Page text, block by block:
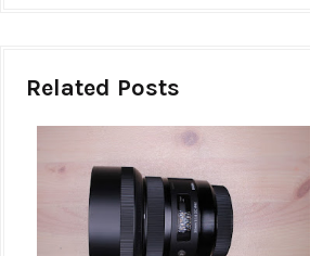
Related Posts